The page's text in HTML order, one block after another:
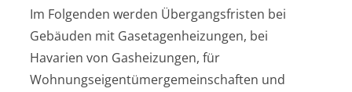
Im Folgenden werden Übergangsfristen bei
Gebäuden mit Gasetagenheizungen, bei
Havarien von Gasheizungen, für
Wohnungseigentümergemeinschaften und